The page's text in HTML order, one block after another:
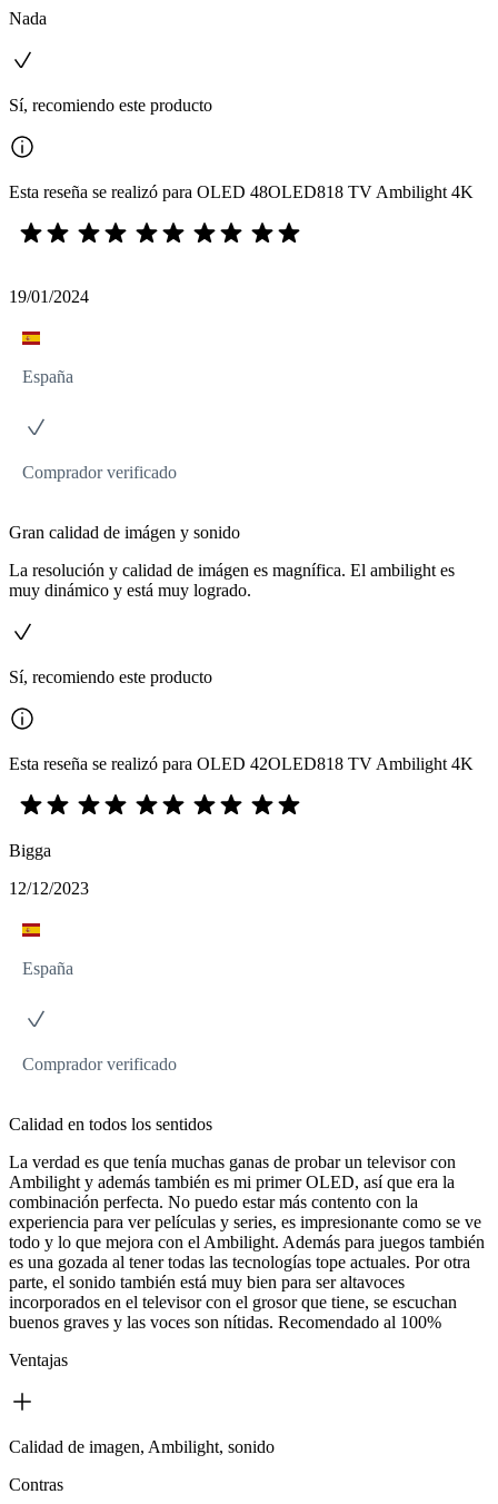
Nada
Sí, recomiendo este producto
Esta reseña se realizó para OLED 48OLED818 TV Ambilight 4K
19/01/2024
España
Comprador verificado
Gran calidad de imágen y sonido
La resolución y calidad de imágen es magnífica. El ambilight es
muy dinámico y está muy logrado.
Sí, recomiendo este producto
Esta reseña se realizó para OLED 42OLED818 TV Ambilight 4K
Bigga
12/12/2023
España
Comprador verificado
Calidad en todos los sentidos
La verdad es que tenía muchas ganas de probar un televisor con
Ambilight y además también es mi primer OLED, así que era la
combinación perfecta. No puedo estar más contento con la
experiencia para ver películas y series, es impresionante como se ve
todo y lo que mejora con el Ambilight. Además para juegos también
es una gozada al tener todas las tecnologías tope actuales. Por otra
parte, el sonido también está muy bien para ser altavoces
incorporados en el televisor con el grosor que tiene, se escuchan
buenos graves y las voces son nítidas. Recomendado al 100%
Ventajas
Calidad de imagen, Ambilight, sonido
Contras